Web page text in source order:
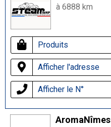
à 6888 km
Produits
Afficher l'adresse
Afficher le N°
AromaNîmes